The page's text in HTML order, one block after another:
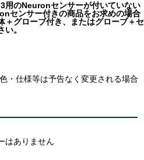
のNeuronセンサーが付いていない
センサー付きの商品をお求めの場合
＋グローブ付き、またはグローブ＋セ
。
・仕様等は予告なく変更される場合
はありません